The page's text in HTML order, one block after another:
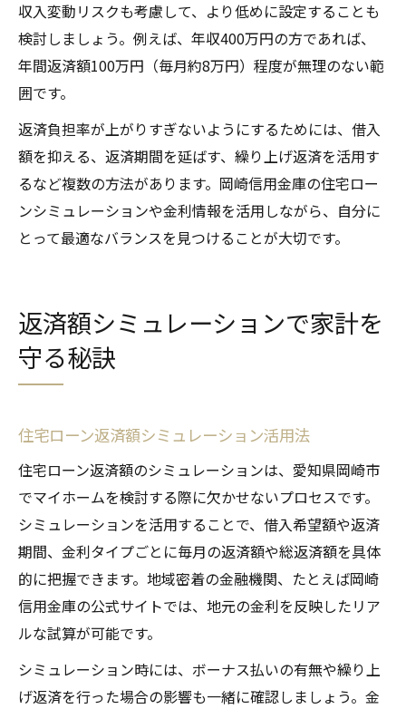
収入変動リスクも考慮して、より低めに設定することも
検討しましょう。例えば、年収400万円の方であれば、
年間返済額100万円（毎月約8万円）程度が無理のない範
囲です。
返済負担率が上がりすぎないようにするためには、借入
額を抑える、返済期間を延ばす、繰り上げ返済を活用す
るなど複数の方法があります。岡崎信用金庫の住宅ロー
ンシミュレーションや金利情報を活用しながら、自分に
とって最適なバランスを見つけることが大切です。
返済額シミュレーションで家計を
守る秘訣
住宅ローン返済額シミュレーション活用法
住宅ローン返済額のシミュレーションは、愛知県岡崎市
でマイホームを検討する際に欠かせないプロセスです。
シミュレーションを活用することで、借入希望額や返済
期間、金利タイプごとに毎月の返済額や総返済額を具体
的に把握できます。地域密着の金融機関、たとえば岡崎
信用金庫の公式サイトでは、地元の金利を反映したリア
ルな試算が可能です。
シミュレーション時には、ボーナス払いの有無や繰り上
げ返済を行った場合の影響も一緒に確認しましょう。金